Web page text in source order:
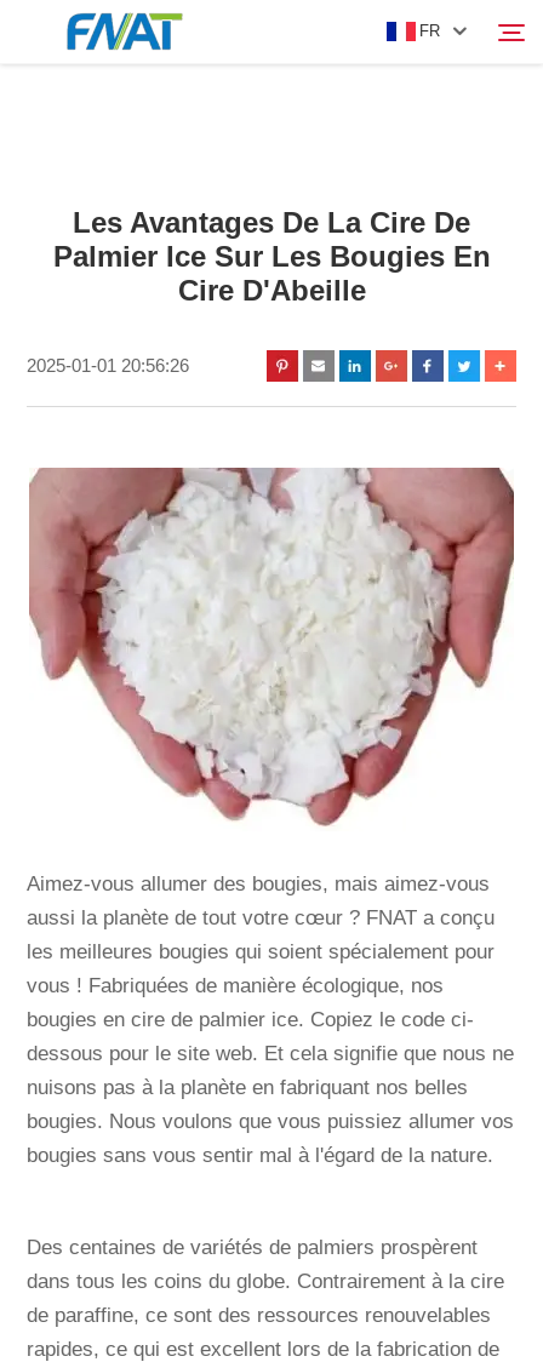
FR
À PROPOS DE NOUS
VIDÉO
Les Avantages De La Cire De
Palmier Ice Sur Les Bougies En
Cire D'Abeille
2025-01-01 20:56:26
Aimez-vous allumer des bougies, mais aimez-vous
aussi la planète de tout votre cœur ? FNAT a conçu
les meilleures bougies qui soient spécialement pour
vous ! Fabriquées de manière écologique, nos
bougies en cire de palmier ice. Copiez le code ci-
dessous pour le site web. Et cela signifie que nous ne
nuisons pas à la planète en fabriquant nos belles
bougies. Nous voulons que vous puissiez allumer vos
bougies sans vous sentir mal à l'égard de la nature.
Des centaines de variétés de palmiers prospèrent
dans tous les coins du globe. Contrairement à la cire
de paraffine, ce sont des ressources renouvelables
rapides, ce qui est excellent lors de la fabrication de